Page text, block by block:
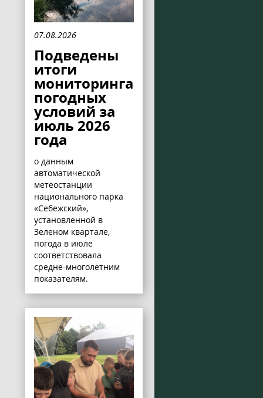
07.08.2026
Подведены
итоги
мониторинга
погодных
условий за
июль 2026
года
о данным
автоматической
метеостанции
национального парка
«Себежский»,
установленной в
Зеленом квартале,
погода в июле
соответствовала
средне-многолетним
показателям.